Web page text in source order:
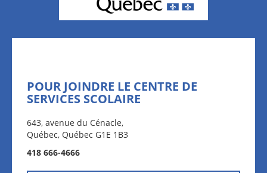
POUR JOINDRE LE CENTRE DE
SERVICES SCOLAIRE
643, avenue du Cénacle,
Québec, Québec G1E 1B3
418 666-4666